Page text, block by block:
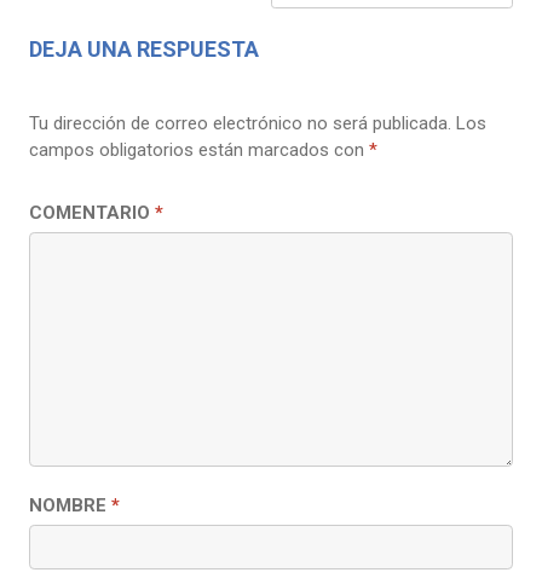
DEJA UNA RESPUESTA
Tu dirección de correo electrónico no será publicada. Los
campos obligatorios están marcados con *
COMENTARIO *
NOMBRE *